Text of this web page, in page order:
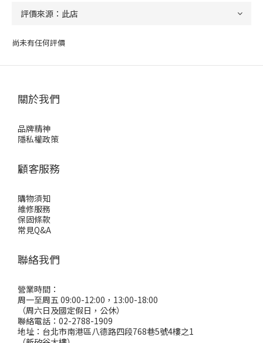
尚未有任何評價
關於我們
品牌精神
隱私權政策
顧客服務
購物須知
維修服務
保固條款
常見Q&A
聯絡我們
營業時間：
周一至周五 09:00-12:00，13:00-18:00
（周六日及國定假日，公休）
聯絡電話：02-2788-1909
地址：台北市南港區八德路四段768巷5號4樓之1